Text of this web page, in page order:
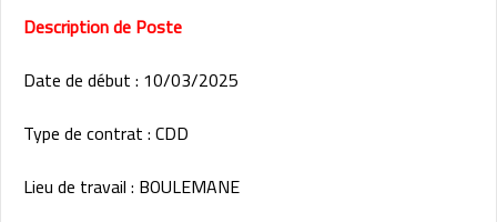
Description de Poste
Date de début : 10/03/2025
Type de contrat : CDD
Lieu de travail : BOULEMANE